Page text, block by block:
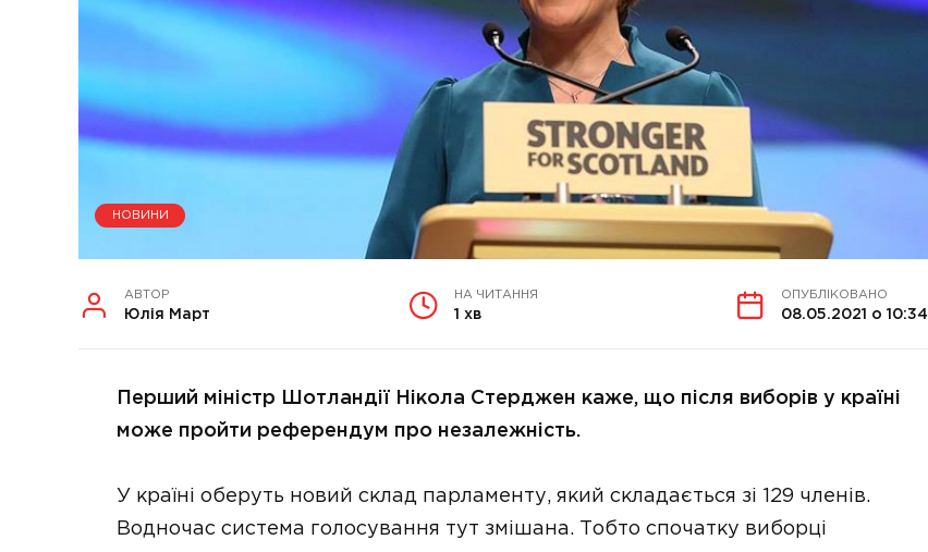
НОВИНИ
АВТОР
Юлія Март
НА ЧИТАННЯ
1 хв
ОПУБЛІКОВАНО
08.05.2021 о 10:34
Перший міністр Шотландії Нікола Стерджен каже, що після виборів у країні
може пройти референдум про незалежність.
У країні оберуть новий склад парламенту, який складається зі 129 членів.
Водночас система голосування тут змішана. Тобто спочатку виборці